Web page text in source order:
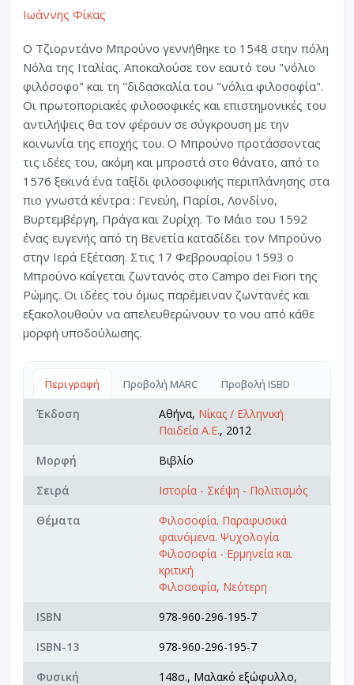
Ιωάννης Φίκας
Ο Τζιορντάνο Μπρούνο γεννήθηκε το 1548 στην πόλη
Νόλα της Ιταλίας. Αποκαλούσε τον εαυτό του "νόλιο
φιλόσοφο" και τη "διδασκαλία του "νόλια φιλοσοφία".
Οι πρωτοποριακές φιλοσοφικές και επιστημονικές του
αντιλήψεις θα τον φέρουν σε σύγκρουση με την
κοινωνία της εποχής του. Ο Μπρούνο προτάσσοντας
τις ιδέες του, ακόμη και μπροστά στο θάνατο, από το
1576 ξεκινά ένα ταξίδι φιλοσοφικής περιπλάνησης στα
πιο γνωστά κέντρα : Γενεύη, Παρίσι, Λονδίνο,
Βυρτεμβέργη, Πράγα και Ζυρίχη. Το Μάιο του 1592
ένας ευγενής από τη Βενετία καταδίδει τον Μπρούνο
στην Ιερά Εξέταση. Στις 17 Φεβρουαρίου 1593 ο
Μπρούνο καίγεται ζωντανός στο Campo dei Fiori της
Ρώμης. Οι ιδέες του όμως παρέμειναν ζωντανές και
εξακολουθούν να απελευθερώνουν το νου από κάθε
μορφή υποδούλωσης.
Περιγραφή Προβολή MARC Προβολή ISBD
Έκδοση Αθήνα, Νίκας / Ελληνική
Παιδεία Α.Ε., 2012
Μορφή
Βιβλίο
Σειρά
Ιστορία - Σκέψη - Πολιτισμός
Θέματα
Φιλοσοφία. Παραφυσικά
φαινόμενα. Ψυχολογία
Φιλοσοφία - Ερμηνεία και
κριτική
Φιλοσοφία, Νεότερη
ISBN
978-960-296-195-7
ISBN-13
978-960-296-195-7
Φυσική
148σ., Μαλακό εξώφυλλο,